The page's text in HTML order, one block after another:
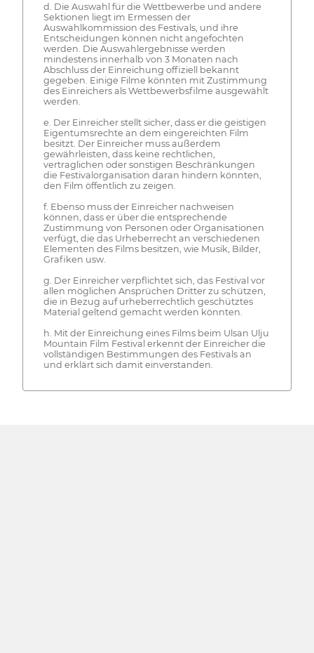
d. Die Auswahl für die Wettbewerbe und andere
Sektionen liegt im Ermessen der
Auswahlkommission des Festivals, und ihre
Entscheidungen können nicht angefochten
werden. Die Auswahlergebnisse werden
mindestens innerhalb von 3 Monaten nach
Abschluss der Einreichung offiziell bekannt
gegeben. Einige Filme könnten mit Zustimmung
des Einreichers als Wettbewerbsfilme ausgewählt
werden.
e. Der Einreicher stellt sicher, dass er die geistigen
Eigentumsrechte an dem eingereichten Film
besitzt. Der Einreicher muss außerdem
gewährleisten, dass keine rechtlichen,
vertraglichen oder sonstigen Beschränkungen
die Festivalorganisation daran hindern könnten,
den Film öffentlich zu zeigen.
f. Ebenso muss der Einreicher nachweisen
können, dass er über die entsprechende
Zustimmung von Personen oder Organisationen
verfügt, die das Urheberrecht an verschiedenen
Elementen des Films besitzen, wie Musik, Bilder,
Grafiken usw.
g. Der Einreicher verpflichtet sich, das Festival vor
allen möglichen Ansprüchen Dritter zu schützen,
die in Bezug auf urheberrechtlich geschütztes
Material geltend gemacht werden könnten.
h. Mit der Einreichung eines Films beim Ulsan Ulju
Mountain Film Festival erkennt der Einreicher die
vollständigen Bestimmungen des Festivals an
und erklärt sich damit einverstanden.